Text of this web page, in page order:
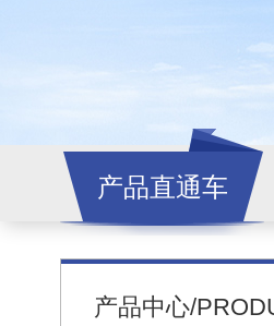
产品直通车
产品中心/